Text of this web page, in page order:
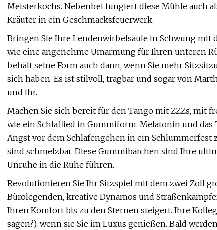
Meisterkochs. Nebenbei fungiert diese Mühle auch
Kräuter in ein Geschmacksfeuerwerk.
Bringen Sie Ihre Lendenwirbelsäule in Schwung mit
wie eine angenehme Umarmung für Ihren unteren
behält seine Form auch dann, wenn Sie mehr
sich haben. Es ist stilvoll, tragbar und sogar von
und ihr.
Machen Sie sich bereit für den Tango mit ZZZs, mit
wie ein Schlaflied in Gummiform. Melatonin und
Angst vor dem Schlafengehen in ein Schlummerfest
sind schmelzbar. Diese Gummibärchen sind Ihre
Unruhe in die Ruhe führen.
Revolutionieren Sie Ihr Sitzspiel mit dem zwei Zoll
Bürolegenden, kreative Dynamos und
Ihren Komfort bis zu den Sternen steigert. Ihre
sagen?), wenn sie Sie im Luxus genießen. Bald